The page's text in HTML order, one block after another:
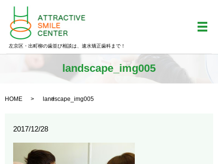
左京区・出町柳の歯並び相談は、速水矯正歯科まで！
メ
landscape_img005
HOME landscape_img005
2017/12/28